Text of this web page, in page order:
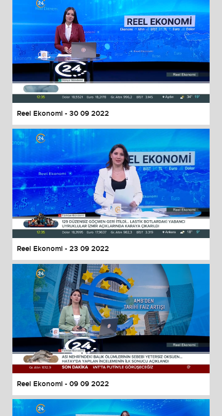
Reel Ekonomi - 30 09 2022
Reel Ekonomi - 23 09 2022
Reel Ekonomi - 09 09 2022